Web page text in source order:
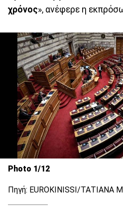
χρόνος», ανέφερε η
Photo 1/12
Πηγή: EUROKINISSI/ΤΑΤΙΑΝΑ